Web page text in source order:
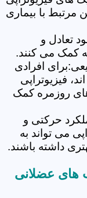
مرتبط با بیماری
تعادل و
کمک می کنند.
افرادی
فیزیوتراپی
روزمره کمک
حرکتی و
می تواند به
داشته باشند.
های عضلانی